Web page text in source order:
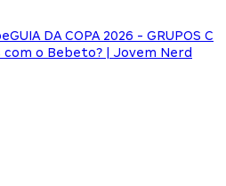
GUIA DA COPA 2026 - GRUPOS C
com o Bebeto? | Jovem Nerd